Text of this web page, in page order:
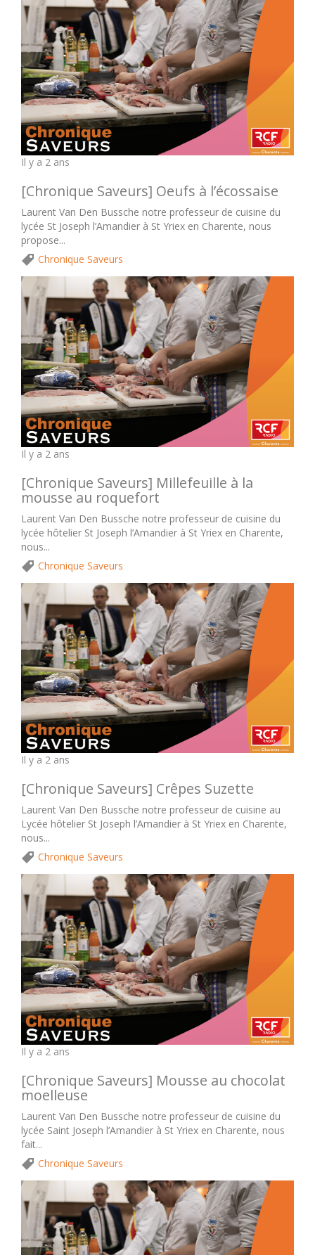
Il y a 2 ans
[Chronique Saveurs] Oeufs à l’écossaise
Laurent Van Den Bussche notre professeur de cuisine du
lycée St Joseph l’Amandier à St Yriex en Charente, nous
propose...
Chronique Saveurs
Il y a 2 ans
[Chronique Saveurs] Millefeuille à la
mousse au roquefort
Laurent Van Den Bussche notre professeur de cuisine du
lycée hôtelier St Joseph l’Amandier à St Yriex en Charente,
nous...
Chronique Saveurs
Il y a 2 ans
[Chronique Saveurs] Crêpes Suzette
Laurent Van Den Bussche notre professeur de cuisine au
Lycée hôtelier St Joseph l’Amandier à St Yriex en Charente,
nous...
Chronique Saveurs
Il y a 2 ans
[Chronique Saveurs] Mousse au chocolat
moelleuse
Laurent Van Den Bussche notre professeur de cuisine du
lycée Saint Joseph l’Amandier à St Yriex en Charente, nous
fait...
Chronique Saveurs